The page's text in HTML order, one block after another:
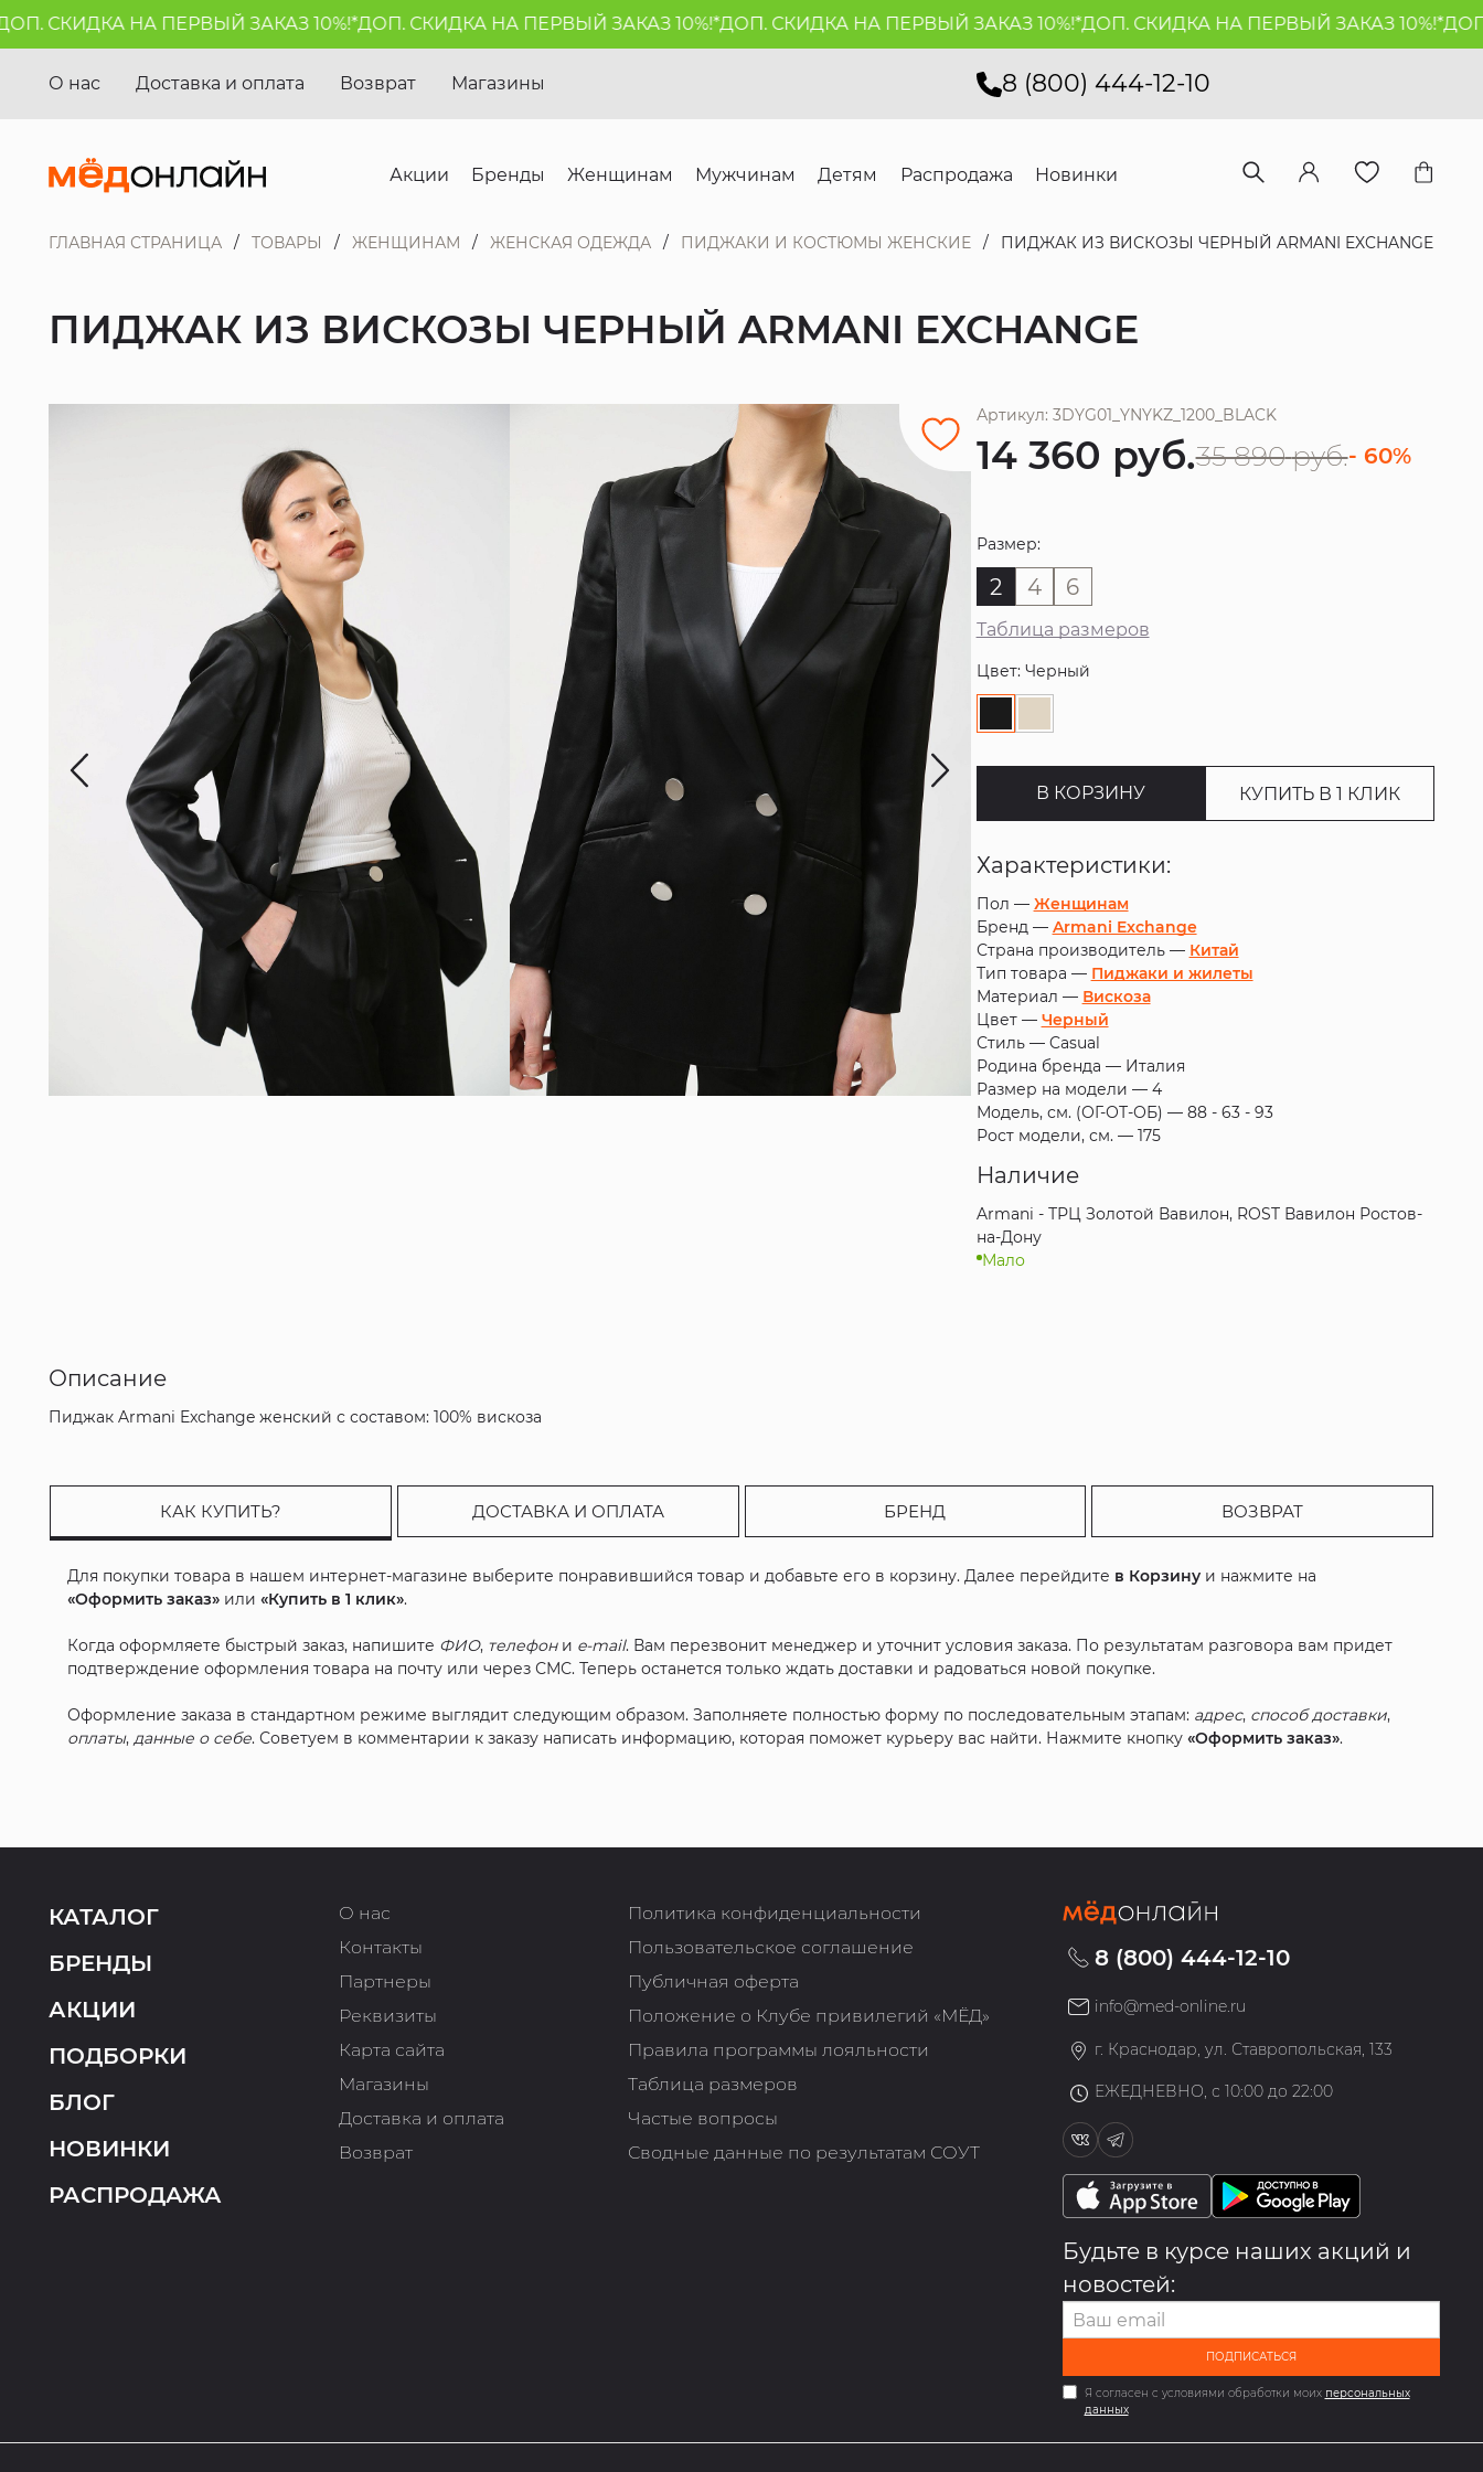
СКИДКА НА ПЕРВЫЙ ЗАКАЗ 10%!*ДОП. СКИДКА НА ПЕРВЫЙ ЗАКАЗ 10%!*ДОП. СКИДКА НА ПЕРВЫЙ ЗАКАЗ 10%!*ДОП. СКИДКА НА ПЕРВЫЙ ЗАКАЗ 10%!*ДОП.
8 (800) 444-12-10
О нас Доставка и оплата Возврат Магазины
Акции Бренды Женщинам Мужчинам Детям Распродажа Новинки
ГЛАВНАЯ СТРАНИЦА ТОВАРЫ ЖЕНЩИНАМ ЖЕНСКАЯ ОДЕЖДА ПИДЖАКИ И КОСТЮМЫ ЖЕНСКИЕ ПИДЖАК ИЗ ВИСКОЗЫ ЧЕРНЫЙ ARMANI EXCHANGE
ПИДЖАК ИЗ ВИСКОЗЫ ЧЕРНЫЙ ARMANI EXCHANGE
Артикул: 3DYG01_YNYKZ_1200_BLACK
14 360 руб.35 890 руб.- 60%
Размер:
2 4 6
Таблица размеров
Цвет: Черный
В КОРЗИНУ КУПИТЬ В 1 КЛИК
Характеристики:
Пол — Женщинам
Бренд — Armani Exchange
Страна производитель — Китай
Тип товара — Пиджаки и жилеты
Материал — Вискоза
Цвет — Черный
Стиль — Casual
Родина бренда — Италия
Размер на модели — 4
Модель, см. (ОГ-ОТ-ОБ) — 88 - 63 - 93
Рост модели, см. — 175
Наличие
Armani - ТРЦ Золотой Вавилон, ROST Вавилон Ростов-
на-Дону
Мало
Описание
Пиджак Armani Exchange женский с составом: 100% вискоза
КАК КУПИТЬ? ДОСТАВКА И ОПЛАТА БРЕНД ВОЗВРАТ
Для покупки товара в нашем интернет-магазине выберите понравившийся товар и добавьте его в корзину. Далее перейдите в Корзину и нажмите на
«Оформить заказ» или«Купить в 1 клик».
Когда оформляете быстрый заказ, напишите ФИО, телефони e-mail. Вам перезвонит менеджер и уточнит условия заказа. По результатам разговора вам придет
подтверждение оформления товара на почту или через СМС. Теперь останется только ждать доставки и радоваться новой покупке.
Оформление заказа в стандартном режиме выглядит следующим образом. Заполняете полностью форму по последовательным этапам: адрес, способ доставки,
оплаты,данные о себе. Советуем в комментарии к заказу написать информацию, которая поможет курьеру вас найти. Нажмите кнопку«Оформить заказ».
КАТАЛОГ
БРЕНДЫ
АКЦИИ
ПОДБОРКИ
БЛОГ
НОВИНКИ
РАСПРОДАЖА
О нас
Контакты
Партнеры
Реквизиты
Карта сайта
Магазины
Доставка и оплата
Возврат
Политика конфиденциальности
Пользовательское соглашение
Публичная оферта
Положение о Клубе привилегий «МЁД»
Правила программы лояльности
Таблица размеров
Частые вопросы
Сводные данные по результатам СОУТ
8 (800) 444-12-10
info@med-online.ru
г. Краснодар, ул. Ставропольская, 133
ЕЖЕДНЕВНО, с 10:00 до 22:00
Будьте в курсе наших акций и
новостей:
ПОДПИСАТЬСЯ
Я согласен с условиями обработки моих персональных
данных